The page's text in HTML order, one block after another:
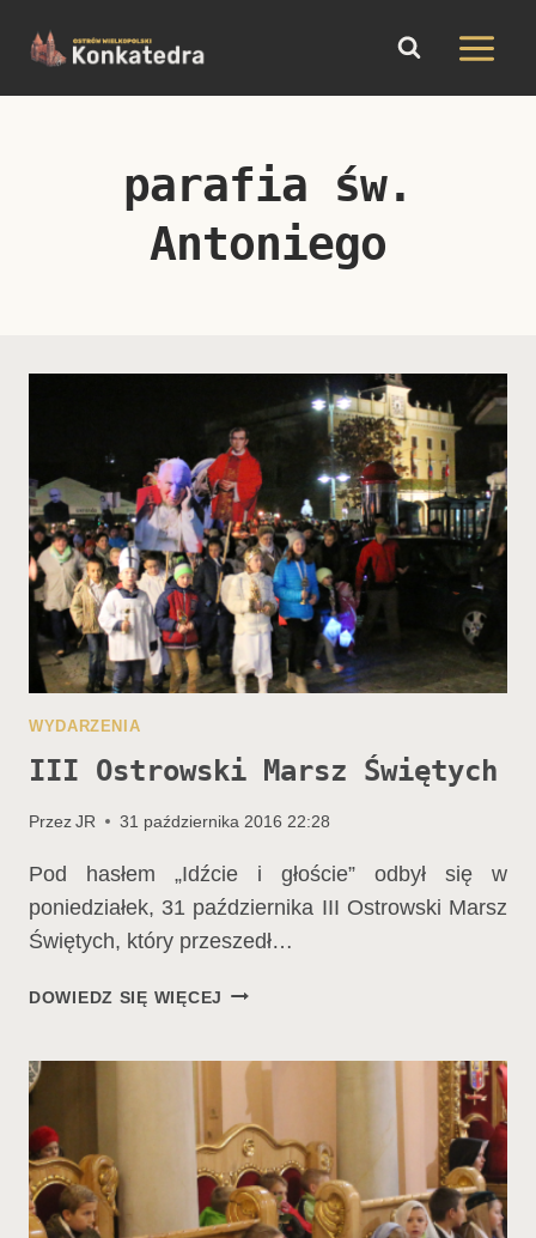
treści
parafia św.
Antoniego
WYDARZENIA
III Ostrowski Marsz Świętych
PrzezJR 31 października 2016 22:28
Pod hasłem „Idźcie i głoście” odbył się w
poniedziałek, 31 października III Ostrowski Marsz
Świętych, który przeszedł…
DOWIEDZ SIĘ WIĘCEJ III
ŚWIĘTYCH